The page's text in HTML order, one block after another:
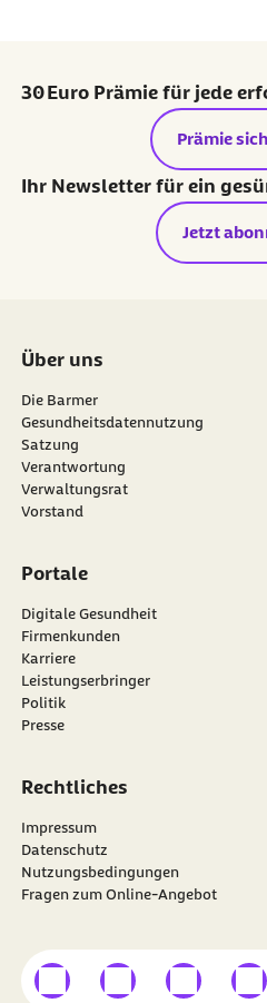
30 Euro Prämie für jede
externer
Prämie
Ihr Newsletter für ein
Jetzt
Über uns
Die Barmer
Gesundheitsdatennutzung
Satzung
Verantwortung
Verwaltungsrat
Vorstand
Portale
Digitale Gesundheit
Firmenkunden
Karriere
Leistungserbringer
Politik
Presse
Rechtliches
Impressum
Datenschutz
Nutzungsbedingungen
Fragen zum Online-Angebot
Besuchen Sie dieBARMER
externer Linkexterner Linkexterner Link